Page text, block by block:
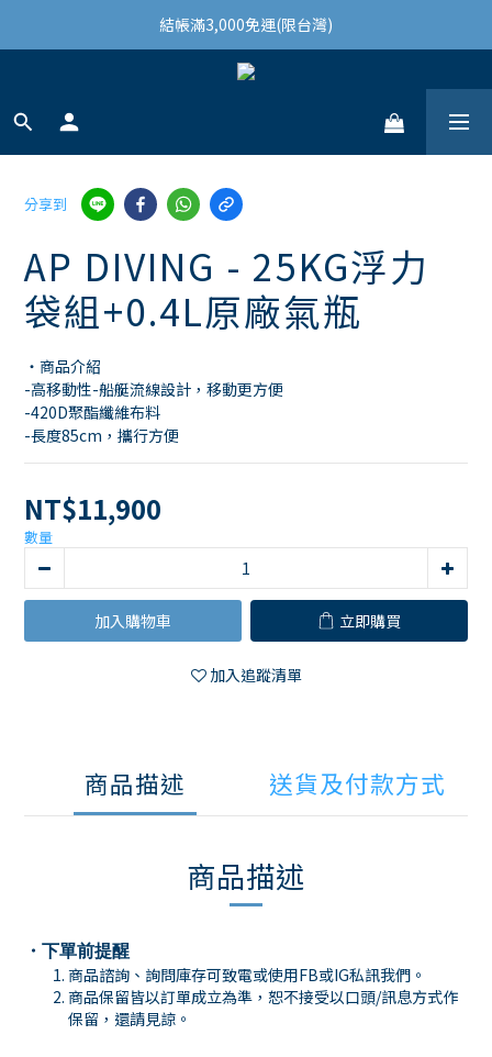
結帳滿3,000免運(限台灣)
結帳滿3,000免運(限台灣)
註冊會員領100購物金
分享到
AP DIVING - 25KG浮力
袋組+0.4L原廠氣瓶
・商品介紹
-高移動性-船艇流線設計，移動更方便
-420D聚酯纖維布料
-長度85cm，攜行方便
NT$11,900
數量
加入購物車 立即購買
加入追蹤清單
商品描述 送貨及付款方式
商品描述
・下單前提醒
商品諮詢、詢問庫存可致電或使用FB或IG私訊我們。
商品保留皆以訂單成立為準，恕不接受以口頭/訊息方式作
保留，還請見諒。